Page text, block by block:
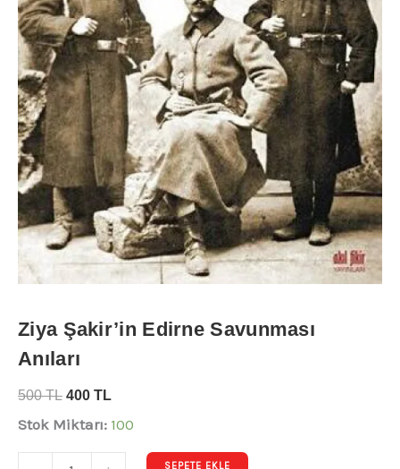
Ziya Şakir’in Edirne Savunması
Anıları
500TL 400 TL
Stok Miktarı: 100
SEPETE EKLE